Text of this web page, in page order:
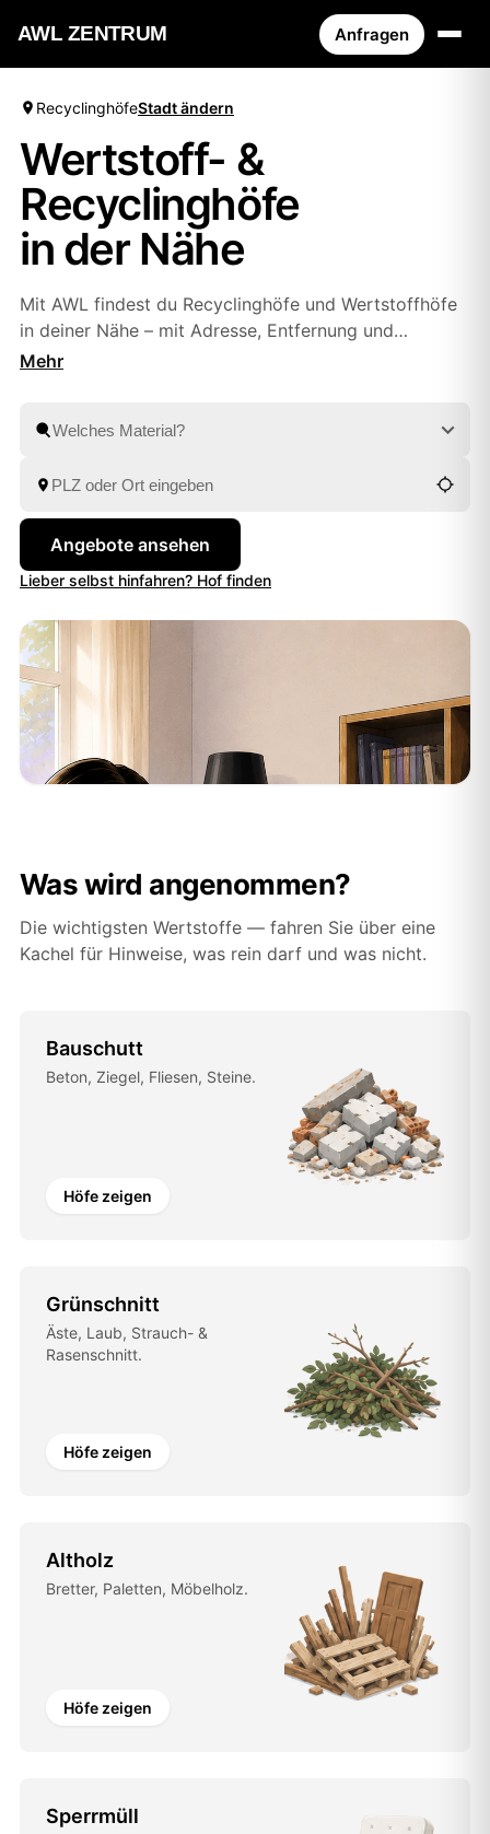
AWL ZENTRUM Anfragen
RecyclinghöfeStadt ändern
Wertstoff- &
Recyclinghöfe
in der Nähe
Mit AWL findest du Recyclinghöfe und Wertstoffhöfe
in deiner Nähe – mit Adresse, Entfernung und
Öffnungszeiten. Oder du lässt Sperrmüll, Bauschutt
du alles fachgerecht, ganz wie es dir passt.
Angebote ansehen
Lieber selbst hinfahren? Hof finden
Was wird angenommen?
Die wichtigsten Wertstoffe — fahren Sie über eine
Kachel für Hinweise, was rein darf und was nicht.
Bauschutt
Beton, Ziegel, Fliesen, Steine.
Höfe zeigen
Grünschnitt
Äste, Laub, Strauch- &
Rasenschnitt.
Höfe zeigen
Altholz
Bretter, Paletten, Möbelholz.
Höfe zeigen
Sperrmüll